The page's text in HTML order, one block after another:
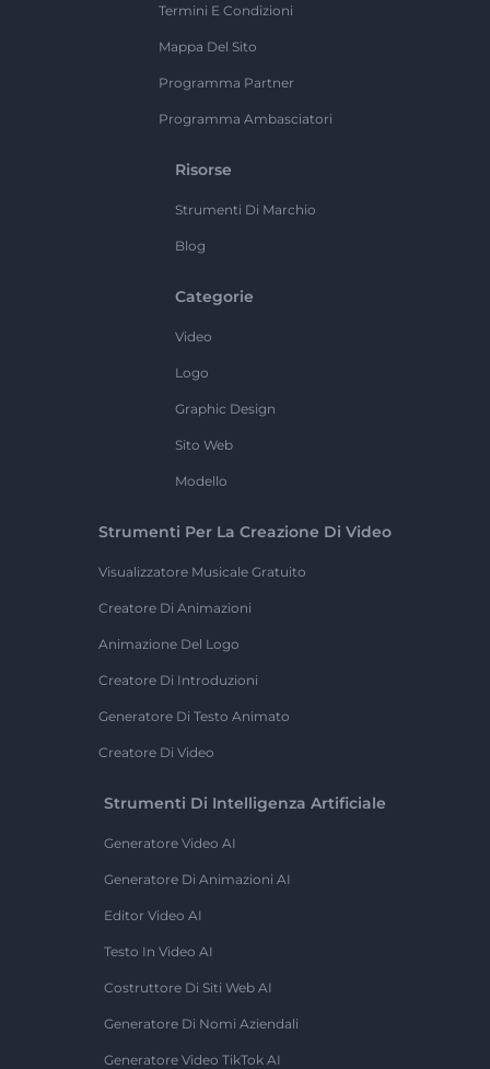
Termini E Condizioni
Mappa Del Sito
Programma Partner
Programma Ambasciatori
Risorse
Strumenti Di Marchio
Blog
Categorie
Video
Logo
Graphic Design
Sito Web
Modello
Strumenti Per La Creazione Di Video
Visualizzatore Musicale Gratuito
Creatore Di Animazioni
Animazione Del Logo
Creatore Di Introduzioni
Generatore Di Testo Animato
Creatore Di Video
Strumenti Di Intelligenza Artificiale
Generatore Video AI
Generatore Di Animazioni AI
Editor Video AI
Testo In Video AI
Costruttore Di Siti Web AI
Generatore Di Nomi Aziendali
Generatore Video TikTok AI